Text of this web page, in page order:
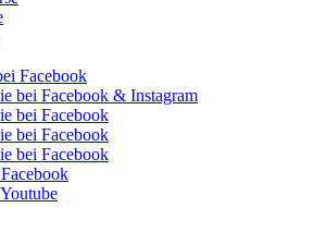
Facebook
bei Facebook & Instagram
bei Facebook
bei Facebook
bei Facebook